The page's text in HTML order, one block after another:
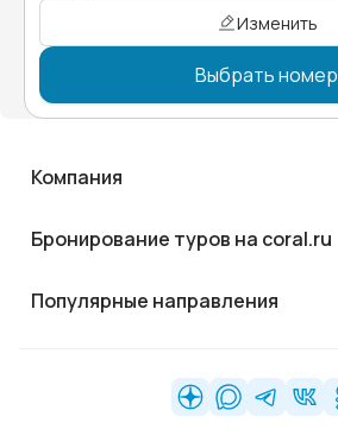
Изменить
Выбрать номер
Компания
Бронирование туров на coral.ru
Популярные направления